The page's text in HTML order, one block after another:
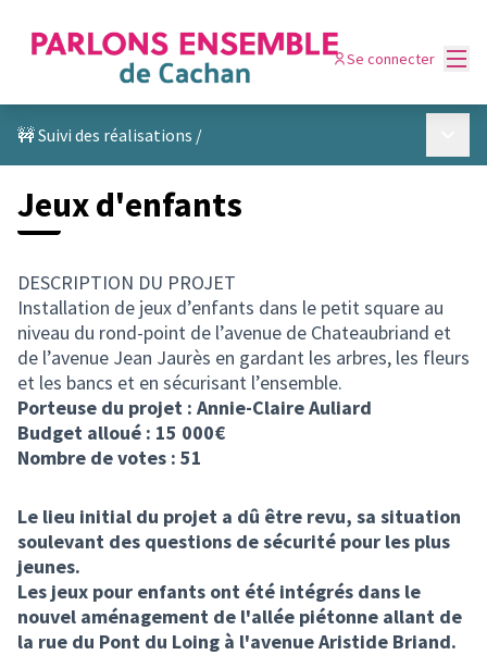
Se connecter
🚧 Suivi des réalisations /
Jeux d'enfants
DESCRIPTION DU PROJET
Installation de jeux d’enfants dans le petit square au
niveau du rond-point de l’avenue de Chateaubriand et
de l’avenue Jean Jaurès en gardant les arbres, les fleurs
et les bancs et en sécurisant l’ensemble.
Porteuse du projet : Annie-Claire Auliard
Budget alloué : 15 000€
Nombre de votes : 51
Le lieu initial du projet a dû être revu, sa situation
soulevant des questions de sécurité pour les plus
jeunes.
Les jeux pour enfants ont été intégrés dans le
nouvel aménagement de l'allée piétonne allant de
la rue du Pont du Loing à l'avenue Aristide Briand.